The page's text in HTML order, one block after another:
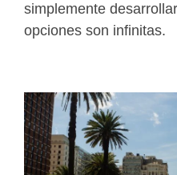
simplemente
opciones son infinitas.